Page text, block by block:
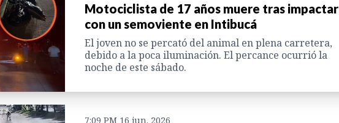
Motociclista de 17 años muere tras impactar
con un semoviente en Intibucá
El joven no se percató del animal en plena carretera,
debido a la poca iluminación. El percance ocurrió la
noche de este sábado.
7:09 PM 16 jun. 2026